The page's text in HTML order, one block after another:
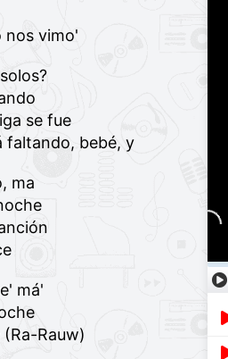
nos vimo'
se fue
faltando, bebé, y
ma
má'
Rauw)